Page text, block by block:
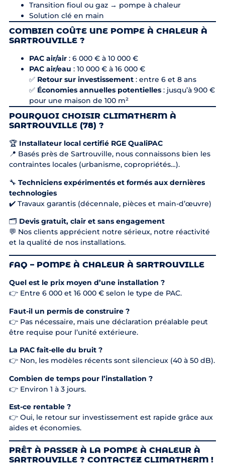
Transition fioul ou gaz → pompe à chaleur
Solution clé en main
COMBIEN COÛTE UNE POMPE À CHALEUR À
SARTROUVILLE ?
PAC air/air: 6 000 € à 10 000 €
PAC air/eau : 10 000 € à 16 000 €
✅ Retour sur investissement: entre 6 et 8 ans
✅ Économies annuelles potentielles: jusqu’à 900 €
pour une maison de 100 m²
POURQUOI CHOISIR CLIMATHERM À
SARTROUVILLE (78) ?
🏆 Installateur local certifié RGE QualiPAC
📍 Basés près de Sartrouville, nous connaissons bien les
contraintes locales (urbanisme, copropriétés…).
🔧 Techniciens expérimentés et formés aux dernières
technologies
✔️ Travaux garantis (décennale, pièces et main-d’œuvre)
🗂️ Devis gratuit, clair et sans engagement
💬 Nos clients apprécient notre sérieux, notre réactivité
et la qualité de nos installations.
FAQ – POMPE À CHALEUR À SARTROUVILLE
Quel est le prix moyen d’une installation ?
👉 Entre 6 000 et 16 000 € selon le type de PAC.
Faut-il un permis de construire ?
👉 Pas nécessaire, mais une déclaration préalable peut
être requise pour l’unité extérieure.
La PAC fait-elle du bruit ?
👉 Non, les modèles récents sont silencieux (40 à 50 dB).
Combien de temps pour l’installation ?
👉 Environ 1 à 3 jours.
Est-ce rentable ?
👉 Oui, le retour sur investissement est rapide grâce aux
aides et économies.
PRÊT À PASSER À LA POMPE À CHALEUR À
SARTROUVILLE ? CONTACTEZ CLIMATHERM !